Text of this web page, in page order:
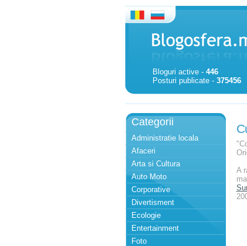
Bloguri active - 446
Posturi publicate - 375456
Categorii
Administratie locala
Afaceri
Arta si Cultura
Auto Moto
Corporative
Divertisment
Ecologie
Entertainment
Foto
A